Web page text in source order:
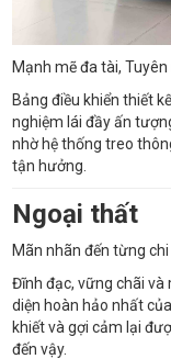
Mạnh mẽ đa tài,
Bảng điều khiển thiết
nghiệm lái đầy ấn
nhờ hệ thống treo
tận hưởng.
Ngoại thất
Mãn nhãn đến từng chi
Đĩnh đạc, vững chãi và
diện hoàn hảo nhất
khiết và gợi cảm lại
đến vậy.